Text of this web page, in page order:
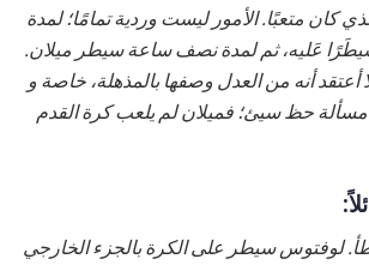
كان متعبًا. الأمور ليست وردية تمامًا؛ لمدة
عَليه، ثم لمدة نصف ساعة سيطر ميلان.
أعتقد أنه من العدل وصفها بالمذهلة، خاصة و
حظ سيئ؛ فميلان لم يلعب كرة القدم
لوفتوس سيطر على الكرة بالجزء الخارجي